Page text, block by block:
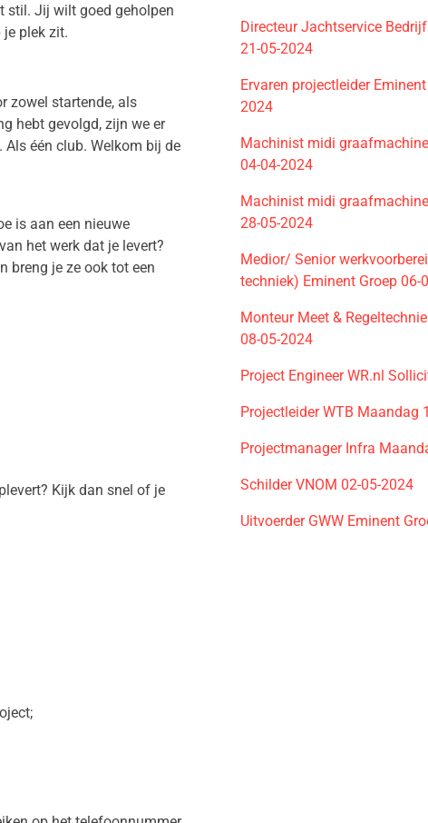
stil. Jij wilt goed geholpen
plek zit.
zowel startende, als
hebt gevolgd, zijn we er
Als één club. Welkom bij de
is aan een nieuwe
het werk dat je levert?
breng je ze ook tot een
Kijk dan snel of je
Directeur Jachtservice
21-05-2024
Ervaren projectleider
2024
Machinist midi
04-04-2024
Machinist midi
28-05-2024
Medior/ Senior
techniek) Eminent Groep 06-
Monteur Meet &
08-05-2024
Project Engineer WR.nl
Projectleider WTB Maandag
Projectmanager Infra
Schilder VNOM 02-05-2024
Uitvoerder GWW Eminent